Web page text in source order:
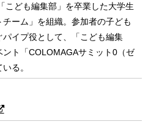
こども編集部」を卒業した大学生
ーム」を組織。参加者の子ども
イプ役として、「こども編集
ト「COLOMAGAサミット0（ゼ
る。